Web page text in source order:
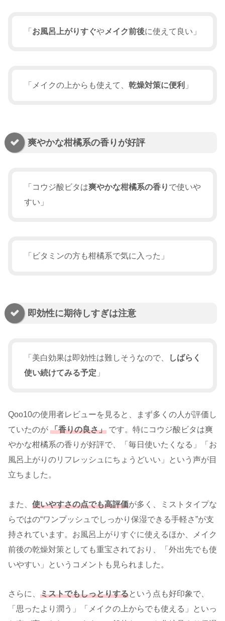
「 お風呂上がりすぐやメイク前後に使えて良い」
「メイクの上からも使えて、 乾燥対策に便利 」
爽やかな柑橘系の香りが好評
「コウジ酸ビタは爽やかな柑橘系の香り で使いや
すい」
「ビタミンの方も柑橘系で気に入った」
即効性に期待しすぎは注意
「美白効果は即効性は難しそうなので、
しばらく
使い続けてみる予定 」
Qoo10の使用者レビューを見ると、まず多くの人が評価し
ていたのが 「香りの良さ」 です。特にコウジ酸ビタは爽
やかな柑橘系の香りが好評で、「毎日使いたくなる」「お
風呂上がりのリフレッシュにちょうどいい」という声が目
立ちました。
また、 使いやすさの点でも高評価が多く、ミストタイプな
らではの“ワンプッシュでしっかり保湿できる手軽さ”が支
持されています。お風呂上がりすぐに使えるほか、メイク
前後の乾燥対策としても重宝されており、「外出先でも使
いやすい」というコメントも見られました。
さらに、 ミストでもしっとりするという点も好印象で、
「思ったより潤う」「メイクの上からでも使える」といっ